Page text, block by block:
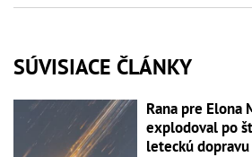
SÚVISIACE ČLÁNKY
Rana pre Elona
explodoval po
leteckú dopravu